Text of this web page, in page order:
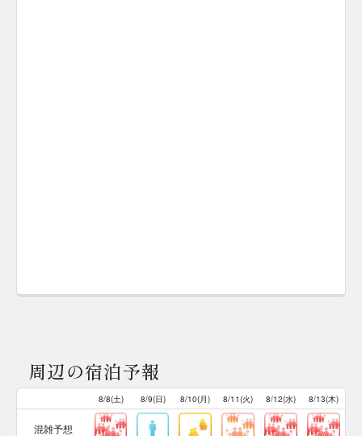
周辺の宿泊予報
8/8(土) 8/9(日) 8/10(月) 8/11(火) 8/12(水) 8/13(木)
混雑予想